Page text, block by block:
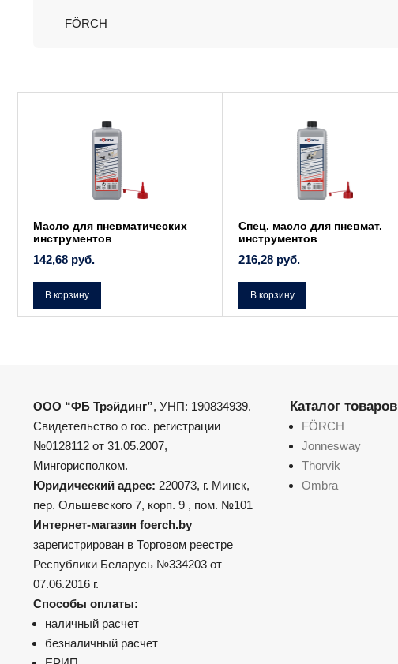
FÖRCH
Масло для пневматических
инструментов
142,68 руб.
В корзину
Спец. масло для пневмат.
инструментов
216,28 руб.
В корзину
ООО “ФБ Трэйдинг”, УНП: 190834939.
Свидетельство о гос. регистрации
№0128112 от 31.05.2007,
Мингорисполком.
Юридический адрес: 220073, г. Минск,
пер. Ольшевского 7, корп. 9 , пом. №101
Интернет-магазин foerch.by
зарегистрирован в Торговом реестре
Республики Беларусь №334203 от
07.06.2016 г.
Способы оплаты:
наличный расчет
безналичный расчет
Каталог товаров
FÖRCH
Jonnesway
Thorvik
Ombra